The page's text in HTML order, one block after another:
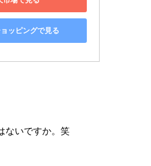
ッピングで見る
ないですか。笑